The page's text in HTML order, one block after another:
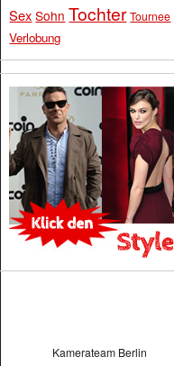
Sex Sohn Tochter Tournee
Verlobung
Kamerateam Berlin